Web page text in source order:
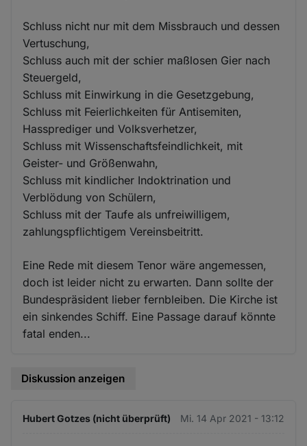
Schluss nicht nur mit dem Missbrauch und dessen
Vertuschung,
Schluss auch mit der schier maßlosen Gier nach
Steuergeld,
Schluss mit Einwirkung in die Gesetzgebung,
Schluss mit Feierlichkeiten für Antisemiten,
Hassprediger und Volksverhetzer,
Schluss mit Wissenschaftsfeindlichkeit, mit
Geister- und Größenwahn,
Schluss mit kindlicher Indoktrination und
Verblödung von Schülern,
Schluss mit der Taufe als unfreiwilligem,
zahlungspflichtigem Vereinsbeitritt.
Eine Rede mit diesem Tenor wäre angemessen,
doch ist leider nicht zu erwarten. Dann sollte der
Bundespräsident lieber fernbleiben. Die Kirche ist
ein sinkendes Schiff. Eine Passage darauf könnte
fatal enden...
Diskussion anzeigen
Hubert Gotzes (nicht überprüft) Mi. 14 Apr 2021 - 13:12